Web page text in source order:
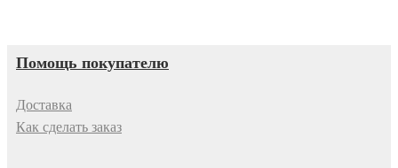
Помощь покупателю
Доставка
Как сделать заказ